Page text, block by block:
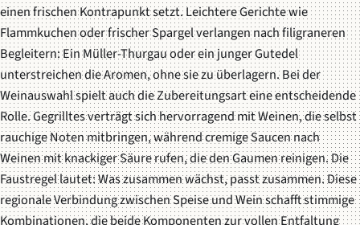
einen frischen Kontrapunkt setzt. Leichtere Gerichte wie
Flammkuchen oder frischer Spargel verlangen nach filigraneren
Begleitern: Ein Müller-Thurgau oder ein junger Gutedel
unterstreichen die Aromen, ohne sie zu überlagern. Bei der
Weinauswahl spielt auch die Zubereitungsart eine entscheidende
Rolle. Gegrilltes verträgt sich hervorragend mit Weinen, die selbst
rauchige Noten mitbringen, während cremige Saucen nach
Weinen mit knackiger Säure rufen, die den Gaumen reinigen. Die
Faustregel lautet: Was zusammen wächst, passt zusammen. Diese
regionale Verbindung zwischen Speise und Wein schafft stimmige
Kombinationen, die beide Komponenten zur vollen Entfaltung